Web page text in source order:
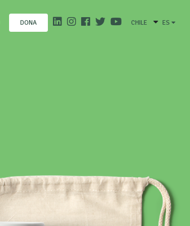
DONA CHILE ES